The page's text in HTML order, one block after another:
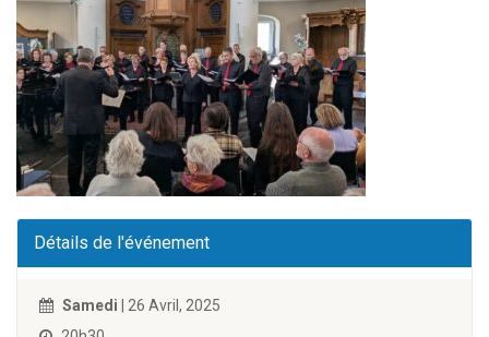
Détails de l'événement
Samedi | 26 Avril, 2025